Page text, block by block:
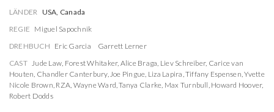
LÄNDER USA, Canada
REGIE Miguel Sapochnik
DREHBUCH Eric Garcia
Garrett Lerner
CAST Jude Law, Forest Whitaker, Alice Braga, Liev Schreiber, Carice van
Houten, Chandler Canterbury,Joe Pingue, Liza Lapira,Tiffany Espensen,Yvette
Nicole Brown, RZA, Wayne Ward,Tanya Clarke, Max Turnbull, Howard Hoover,
Robert Dodds